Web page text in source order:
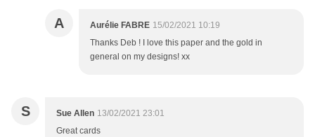
A Aurélie FABRE 15/02/2021 10:19
Thanks Deb ! I love this paper and the gold in
general on my designs! xx
S Sue Allen 13/02/2021 23:01
Great cards